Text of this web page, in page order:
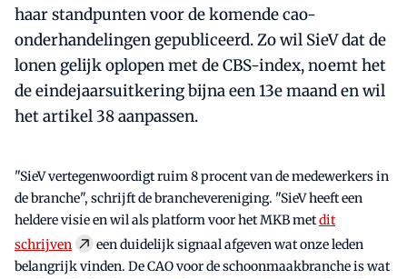
haar standpunten voor de komende cao-
onderhandelingen gepubliceerd. Zo wil SieV dat de
lonen gelijk oplopen met de CBS-index, noemt het
de eindejaarsuitkering bijna een 13e maand en wil
het artikel 38 aanpassen.
"SieV vertegenwoordigt ruim 8 procent van de medewerkers in
de branche", schrijft de branchevereniging. "SieV heeft een
heldere visie en wil als platform voor het MKB metdit
schrijven
een duidelijk signaal afgeven wat onze leden
belangrijk vinden. De CAO voor de schoonmaakbranche is wat